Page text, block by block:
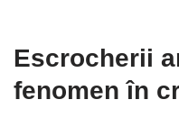
Escrocherii
fenomen în